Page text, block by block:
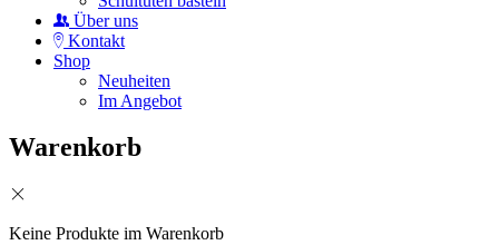
Über uns
Kontakt
Shop
Neuheiten
Im Angebot
Warenkorb
Keine Produkte im Warenkorb